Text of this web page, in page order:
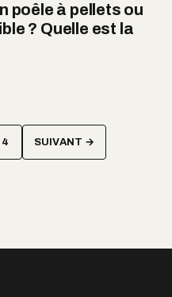
poêle à pellets ou
? Quelle est la
Pagination
4 SUIVANT →